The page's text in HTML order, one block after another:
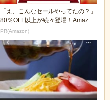
「え、こんなセールやってたの？」
80％OFF以上が続々登場！Amazon
の本気が...
PR(Amazon)